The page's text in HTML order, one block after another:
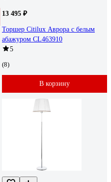
13 495 ₽
Торшер Citilux Аврора с белым
абажуром CL463910
5
(8)
В корзину